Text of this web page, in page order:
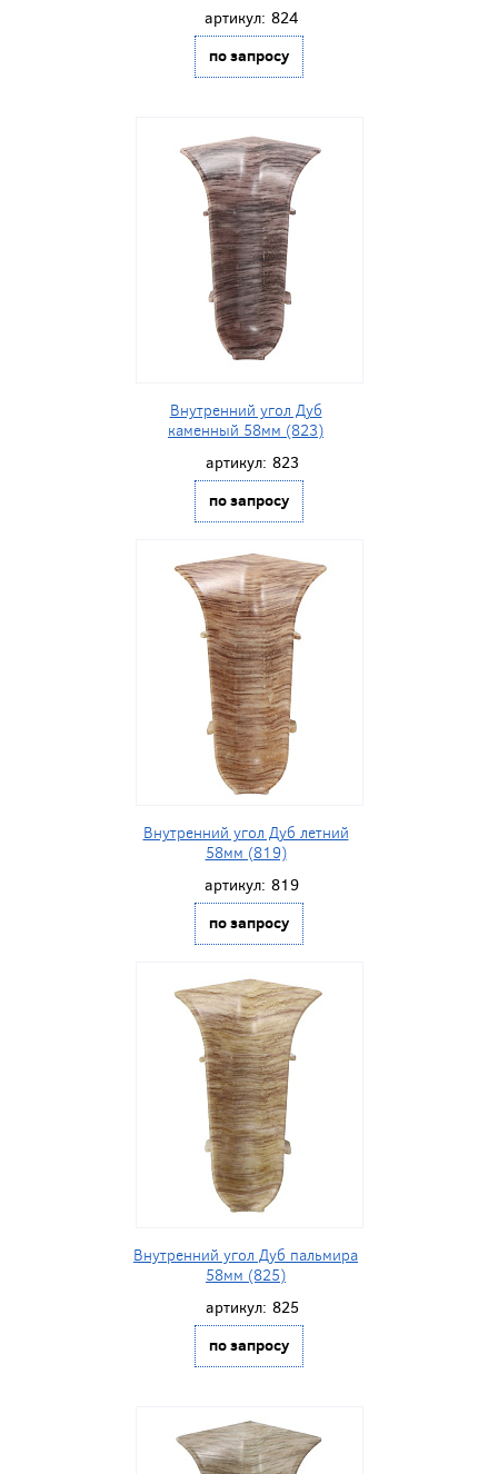
артикул: 824
по запросу
Внутренний угол Дуб
каменный 58мм (823)
артикул: 823
по запросу
Внутренний угол Дуб летний
58мм (819)
артикул: 819
по запросу
Внутренний угол Дуб пальмира
58мм (825)
артикул: 825
по запросу